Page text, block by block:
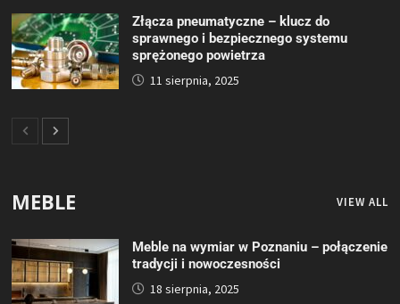
Złącza pneumatyczne – klucz do
sprawnego i bezpiecznego systemu
sprężonego powietrza
11 sierpnia, 2025
MEBLE VIEW ALL
Meble na wymiar w Poznaniu – połączenie
tradycji i nowoczesności
18 sierpnia, 2025